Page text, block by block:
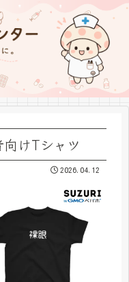
けTシャツ
2026.04.12